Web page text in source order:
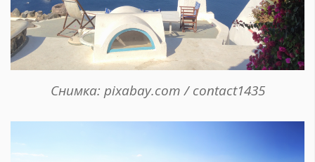
Снимка: pixabay.com / contact1435